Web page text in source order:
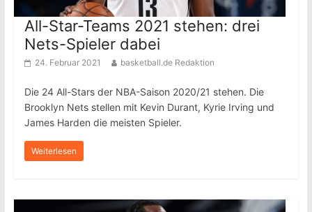
All-Star-Teams 2021 stehen: drei
Nets-Spieler dabei
24. Februar 2021 basketball.de Redaktion
Die 24 All-Stars der NBA-Saison 2020/21 stehen. Die
Brooklyn Nets stellen mit Kevin Durant, Kyrie Irving und
James Harden die meisten Spieler.
Weiterlesen